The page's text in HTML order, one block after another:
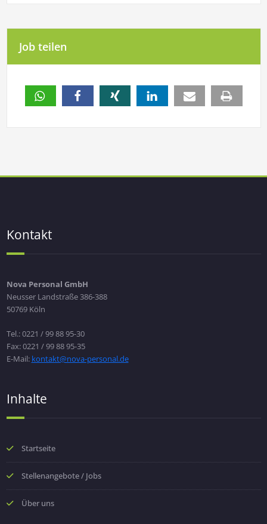
Job teilen
Kontakt
Nova Personal GmbH
Neusser Landstraße 386-388
50769 Köln
Tel.: 0221 / 99 88 95-30
Fax: 0221 / 99 88 95-35
E-Mail: kontakt@nova-personal.de
Inhalte
Startseite
Stellenangebote / Jobs
Über uns